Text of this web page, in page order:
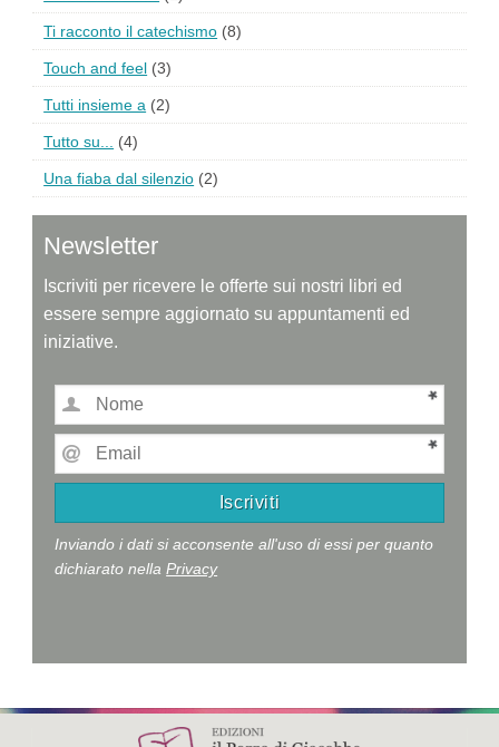
Ti racconto il catechismo (8)
Touch and feel (3)
Tutti insieme a (2)
Tutto su... (4)
Una fiaba dal silenzio (2)
Newsletter
Iscriviti per ricevere le offerte sui nostri libri ed
essere sempre aggiornato su appuntamenti ed
iniziative.
Inviando i dati si acconsente all'uso di essi per quanto
dichiarato nellaPrivacy